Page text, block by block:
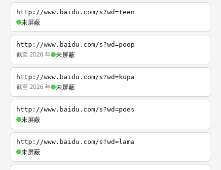
http://www.baidu.com/s?wd=teen
未屏蔽
http://www.baidu.com/s?wd=poop
截至 2026 年 未屏蔽
http://www.baidu.com/s?wd=kupa
截至 2026 年 未屏蔽
http://www.baidu.com/s?wd=poes
未屏蔽
http://www.baidu.com/s?wd=lama
未屏蔽